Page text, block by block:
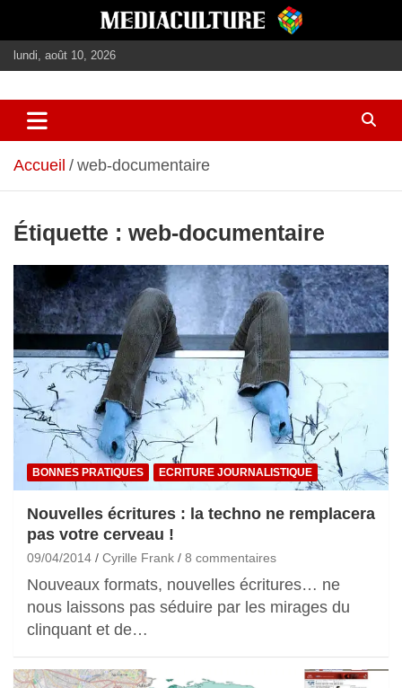
contenu
lundi, août 10, 2026
mediaculture
Accueil web-documentaire
Étiquette : web-documentaire
BONNES PRATIQUES ECRITURE JOURNALISTIQUE
Nouvelles écritures : la techno ne remplacera
pas votre cerveau !
09/04/2014 Cyrille Frank 8 commentaires
Nouveaux formats, nouvelles écritures… ne
nous laissons pas séduire par les mirages du
clinquant et de…